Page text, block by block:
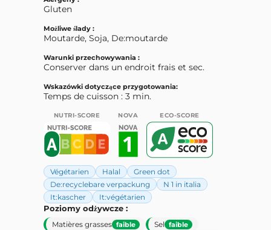
Gluten
Możliwe ślady :
Moutarde, Soja, De:moutarde
Warunki przechowywania :
Conserver dans un endroit frais et sec.
Wskazówki dotyczące przygotowania:
Temps de cuisson : 3 min.
NUTRI-SCORE NOVA ECO-SCORE
Végétarien Halal
Green dot
De:recyclebare verpackung
N 1 in italia
It:kascher
It:végétarien
Poziomy odżywcze :
Matières grasses faible Sel faible